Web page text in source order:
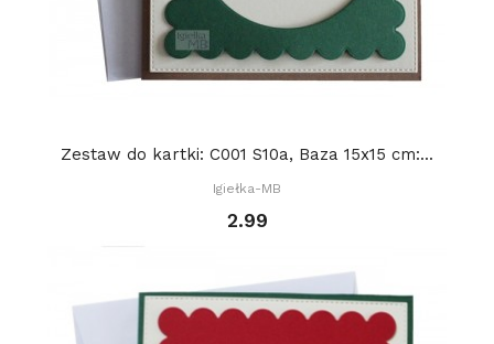
Zestaw do kartki: C001 S10a, Baza 15x15 cm:...
Igiełka-MB
2.99